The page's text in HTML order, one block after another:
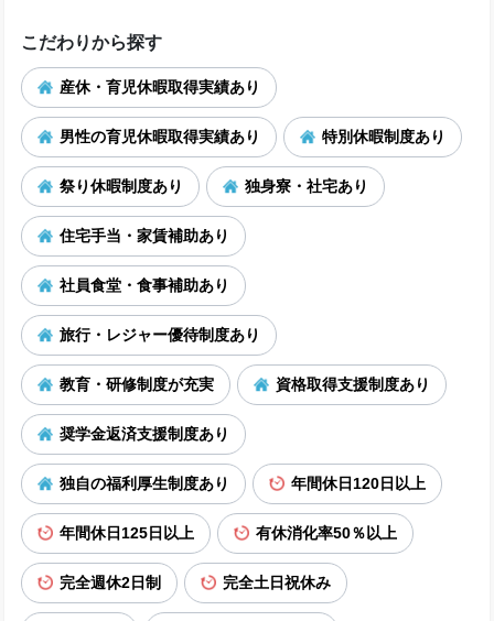
こだわりから探す
産休・育児休暇取得実績あり
男性の育児休暇取得実績あり 特別休暇制度あり
祭り休暇制度あり 独身寮・社宅あり
住宅手当・家賃補助あり
社員食堂・食事補助あり
旅行・レジャー優待制度あり
教育・研修制度が充実 資格取得支援制度あり
奨学金返済支援制度あり
独自の福利厚生制度あり 年間休日120日以上
年間休日125日以上 有休消化率50％以上
完全週休2日制 完全土日祝休み